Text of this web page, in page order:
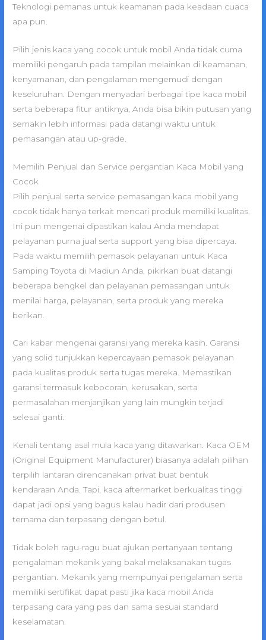
Teknologi pemanas untuk keamanan pada keadaan cuaca
apa pun.
Pilih jenis kaca yang cocok untuk mobil Anda tidak cuma
memiliki pengaruh pada tampilan melainkan di keamanan,
kenyamanan, dan pengalaman mengemudi dengan
keseluruhan. Dengan menyadari berbagai tipe kaca mobil
serta beberapa fitur antiknya, Anda bisa bikin putusan yang
semakin lebih informasi pada datangi waktu untuk
pemasangan atau up-grade.
Memilih Penjual dan Service pergantian Kaca Mobil yang
Cocok
Pilih penjual serta service pemasangan kaca mobil yang
cocok tidak hanya terkait mencari produk memiliki kualitas.
Ini pun mengenai dipastikan kalau Anda mendapat
pelayanan purna jual serta support yang bisa dipercaya.
Pada waktu memilih pemasok pelayanan untuk Kaca
Samping Toyota di Madiun Anda, pikirkan buat datangi
beberapa bengkel dan pelayanan pemasangan untuk
menilai harga, pelayanan, serta produk yang mereka
berikan.
Cari kabar mengenai garansi yang mereka kasih. Garansi
yang solid tunjukkan kepercayaan pemasok pelayanan
pada kualitas produk serta tugas mereka. Memastikan
garansi termasuk kebocoran, kerusakan, serta
permasalahan menjanjikan yang lain mungkin terjadi
selesai ganti.
Kenali tentang asal mula kaca yang ditawarkan. Kaca OEM
(Original Equipment Manufacturer) biasanya adalah pilihan
terpilih lantaran direncanakan privat buat bentuk
kendaraan Anda. Tapi, kaca aftermarket berkualitas tinggi
dapat jadi opsi yang bagus kalau hadir dari produsen
ternama dan terpasang dengan betul.
Tidak boleh ragu-ragu buat ajukan pertanyaan tentang
pengalaman mekanik yang bakal melaksanakan tugas
pergantian. Mekanik yang mempunyai pengalaman serta
memiliki sertifikat dapat pasti jika kaca mobil Anda
terpasang cara yang pas dan sama sesuai standard
keselamatan.